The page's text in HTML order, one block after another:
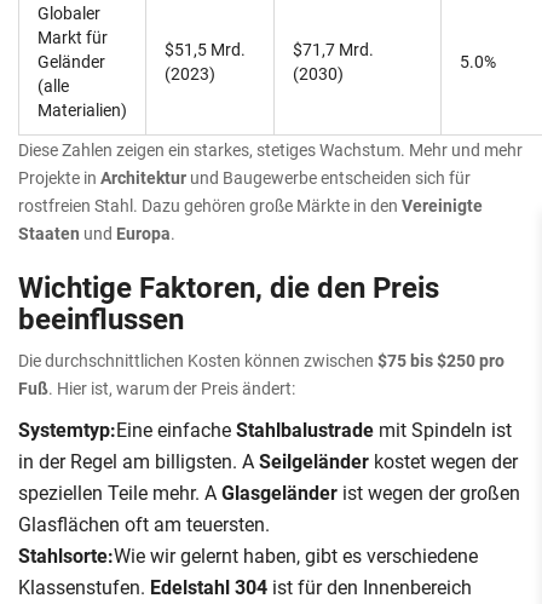
Globaler
Markt für
Geländer
(alle
Materialien)
$51,5 Mrd.
(2023)
$71,7 Mrd.
(2030)
5.0%
Diese Zahlen zeigen ein starkes, stetiges Wachstum. Mehr und mehr
Projekte in Architektur und Baugewerbe entscheiden sich für
rostfreien Stahl. Dazu gehören große Märkte in den Vereinigte
Staaten und Europa.
Wichtige Faktoren, die den Preis
beeinflussen
Die durchschnittlichen Kosten können zwischen $75 bis $250 pro
Fuß. Hier ist, warum der Preis ändert:
Systemtyp:Eine einfacheStahlbalustrade mit Spindeln ist
in der Regel am billigsten. ASeilgeländer kostet wegen der
speziellen Teile mehr. AGlasgeländer ist wegen der großen
Glasflächen oft am teuersten.
Stahlsorte:Wie wir gelernt haben, gibt es verschiedene
Klassenstufen. Edelstahl 304 ist für den Innenbereich